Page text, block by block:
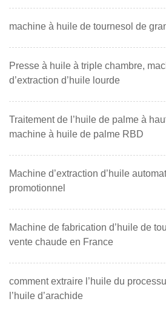
machine à huile de tournesol de
Presse à huile à triple chambre,
d’extraction d’huile lourde
Traitement de l’huile de palme à
machine à huile de palme RBD
Machine d’extraction d’huile
promotionnel
Machine de fabrication d’huile de
vente chaude en France
comment extraire l’huile du
l’huile d’arachide